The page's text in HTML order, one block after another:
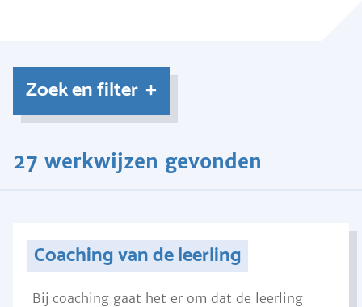
Zoek en filter
27 werkwijzen gevonden
Coaching van de leerling
Bij coaching gaat het er om dat de leerling